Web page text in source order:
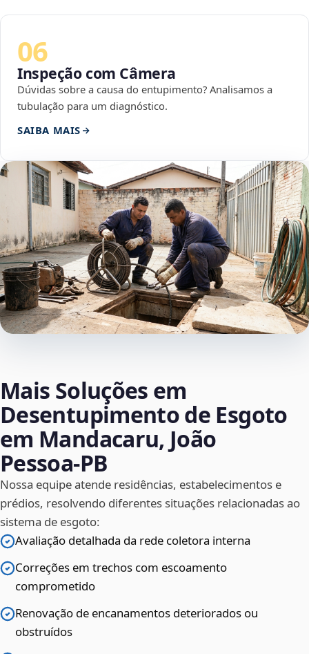
06
Inspeção com Câmera
Dúvidas sobre a causa do entupimento? Analisamos a
tubulação para um diagnóstico.
SAIBA MAIS
Mais Soluções em
Desentupimento de Esgoto
em Mandacaru, João
Pessoa‑PB
Nossa equipe atende residências, estabelecimentos e
prédios, resolvendo diferentes situações relacionadas ao
sistema de esgoto:
Avaliação detalhada da rede coletora interna
Correções em trechos com escoamento
comprometido
Renovação de encanamentos deteriorados ou
obstruídos